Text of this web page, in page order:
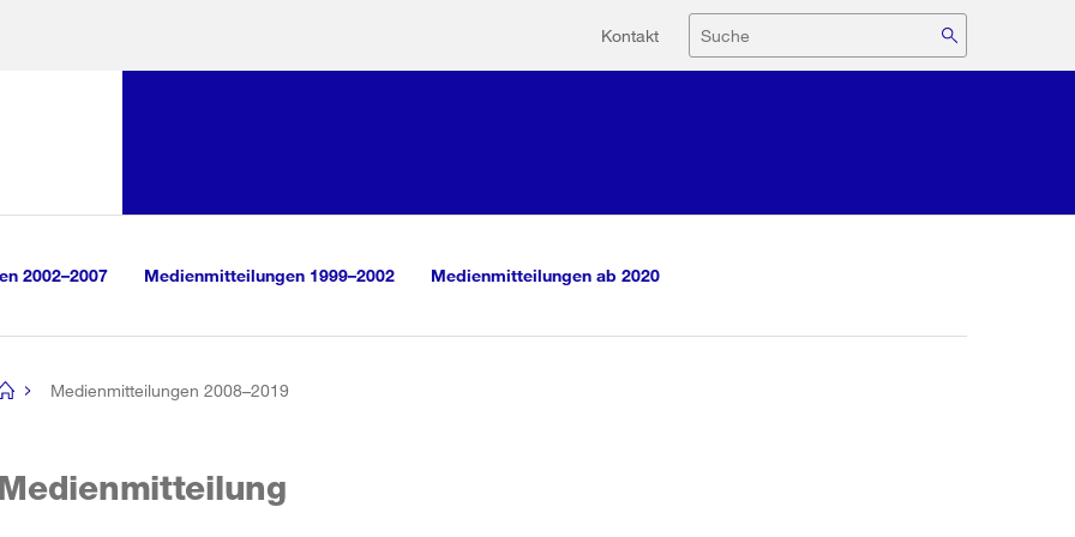
Hilfsnavigation
Kontakt Suche
2002–2007 Medienmitteilungen 1999–2002 Medienmitteilungen ab 2020
Medienmitteilungen 2008–2019